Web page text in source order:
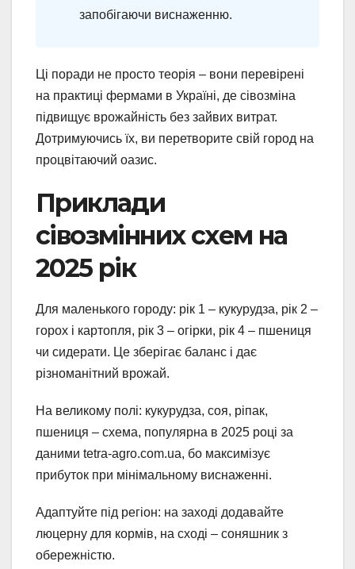
запобігаючи виснаженню.
Ці поради не просто теорія – вони перевірені
на практиці фермами в Україні, де сівозміна
підвищує врожайність без зайвих витрат.
Дотримуючись їх, ви перетворите свій город на
процвітаючий оазис.
Приклади
сівозмінних схем на
2025 рік
Для маленького городу: рік 1 – кукурудза, рік 2 –
горох і картопля, рік 3 – огірки, рік 4 – пшениця
чи сидерати. Це зберігає баланс і дає
різноманітний врожай.
На великому полі: кукурудза, соя, ріпак,
пшениця – схема, популярна в 2025 році за
даними tetra-agro.com.ua, бо максимізує
прибуток при мінімальному виснаженні.
Адаптуйте під регіон: на заході додавайте
люцерну для кормів, на сході – соняшник з
обережністю.